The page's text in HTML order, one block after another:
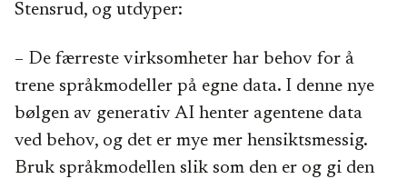
Stensrud, og utdyper:
– De færreste virksomheter har behov for å
trene språkmodeller på egne data. I denne nye
bølgen av generativ AI henter agentene data
ved behov, og det er mye mer hensiktsmessig.
Bruk språkmodellen slik som den er og gi den